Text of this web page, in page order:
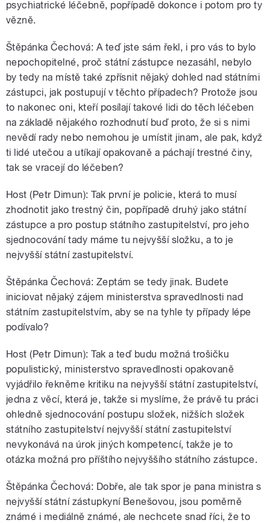
psychiatrické léčebně, popřípadě dokonce i potom pro ty
vězně.
Štěpánka Čechová: A teď jste sám řekl, i pro vás to bylo
nepochopitelné, proč státní zástupce nezasáhl, nebylo
by tedy na místě také zpřísnit nějaký dohled nad státními
zástupci, jak postupují v těchto případech? Protože jsou
to nakonec oni, kteří posílají takové lidi do těch léčeben
na základě nějakého rozhodnutí buď proto, že si s nimi
nevědí rady nebo nemohou je umístit jinam, ale pak, když
ti lidé utečou a utíkají opakovaně a páchají trestné činy,
tak se vracejí do léčeben?
Host (Petr Dimun): Tak první je policie, která to musí
zhodnotit jako trestný čin, popřípadě druhý jako státní
zástupce a pro postup státního zastupitelství, pro jeho
sjednocování tady máme tu nejvyšší složku, a to je
nejvyšší státní zastupitelství.
Štěpánka Čechová: Zeptám se tedy jinak. Budete
iniciovat nějaký zájem ministerstva spravedlnosti nad
státním zastupitelstvím, aby se na tyhle ty případy lépe
podívalo?
Host (Petr Dimun): Tak a teď budu možná trošičku
populistický, ministerstvo spravedlnosti opakovaně
vyjádřilo řekněme kritiku na nejvyšší státní zastupitelství,
jedna z věcí, která je, takže si myslíme, že právě tu práci
ohledně sjednocování postupu složek, nižších složek
státního zastupitelství nejvyšší státní zastupitelství
nevykonává na úrok jiných kompetencí, takže je to
otázka možná pro příštího nejvyššího státního zástupce.
Štěpánka Čechová: Dobře, ale tak spor je pana ministra s
nejvyšší státní zástupkyní Benešovou, jsou poměrně
známé i mediálně známé, ale nechcete snad říci, že to